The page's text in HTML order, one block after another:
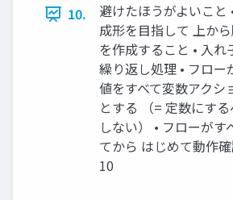
10.
避けたほうがよいこと
成形を目指して 上か
を作成すること • 入れ
繰り返し処理 • フロー
値をすべて変数アクシ
とする （= 定数にす
しない） • フローがす
てから はじめて動作
10